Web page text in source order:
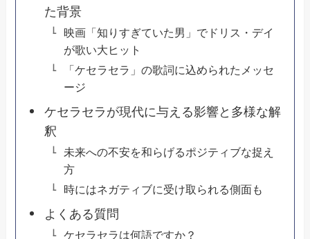
た背景
映画「知りすぎていた男」でドリス・デイ
が歌い大ヒット
「ケセラセラ」の歌詞に込められたメッセ
ージ
ケセラセラが現代に与える影響と多様な解
釈
未来への不安を和らげるポジティブな捉え
方
時にはネガティブに受け取られる側面も
よくある質問
ケセラセラは何語ですか？